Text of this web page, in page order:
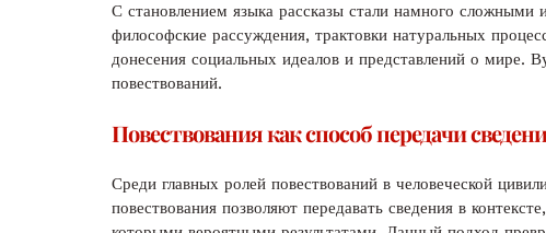
С становлением языка рассказы стали намного
философские рассуждения, трактовки натуральных
донесения социальных идеалов и представлений о мире.
повествований.
Повествования как способ передачи
Среди главных ролей повествований в человеческой
повествования позволяют передавать сведения в